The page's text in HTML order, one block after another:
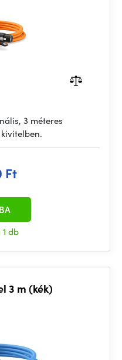
3 méteres
Ft
1 db
3 m (kék)